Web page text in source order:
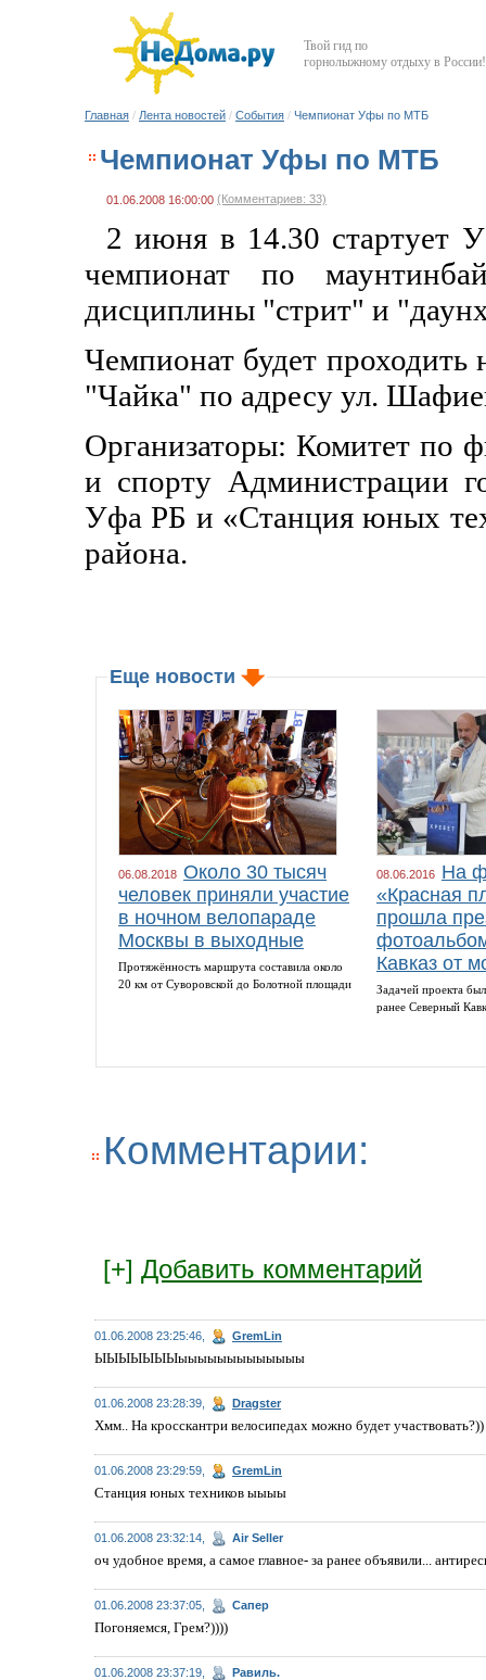
Твой гид по
горнолыжному отдыху в России!
Главная / Лента новостей / События / Чемпионат Уфы по МТБ
Чемпионат Уфы по МТБ
01.06.2008 16:00:00 (Комментариев: 33)
2 июня в 14.30 стартует
чемпионат по
дисциплины "стрит" и
Чемпионат будет
"Чайка" по адресу ул.
Организаторы: Комитет по
и спорту Администрации
Уфа РБ и «Станция юных
района.
Еще новости
06.08.2018 Около 30 тысяч
человек приняли участие
в ночном велопараде
Москвы в выходные
Протяжённость маршрута составила около
20 км от Суворовской до Болотной площади
08.06.2016 На
«Красная
прошла
Кавказ от
Задачей проекта
ранее Северный
Комментарии:
[+] Добавить комментарий
01.06.2008 23:25:46, GremLin
ЫЫЫЫЫЫЫыыыыыыыыыыыыы
01.06.2008 23:28:39, Dragster
Хмм.. На кросскантри велосипедах можно будет участвовать?))
01.06.2008 23:29:59, GremLin
Станция юных техников ыыыы
01.06.2008 23:32:14, Air Seller
оч удобное время, а самое главное- за ранее объявили...
01.06.2008 23:37:05, Сапер
Погоняемся, Грем?))))
01.06.2008 23:37:19, Равиль.